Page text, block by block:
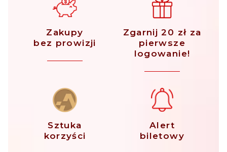
Zakupy
bez prowizji
Zgarnij 20 zł za
pierwsze
logowanie!
Sztuka
korzyści
Alert
biletowy